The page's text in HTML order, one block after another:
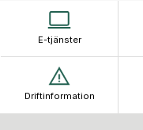
E-tjänster
Driftinformation